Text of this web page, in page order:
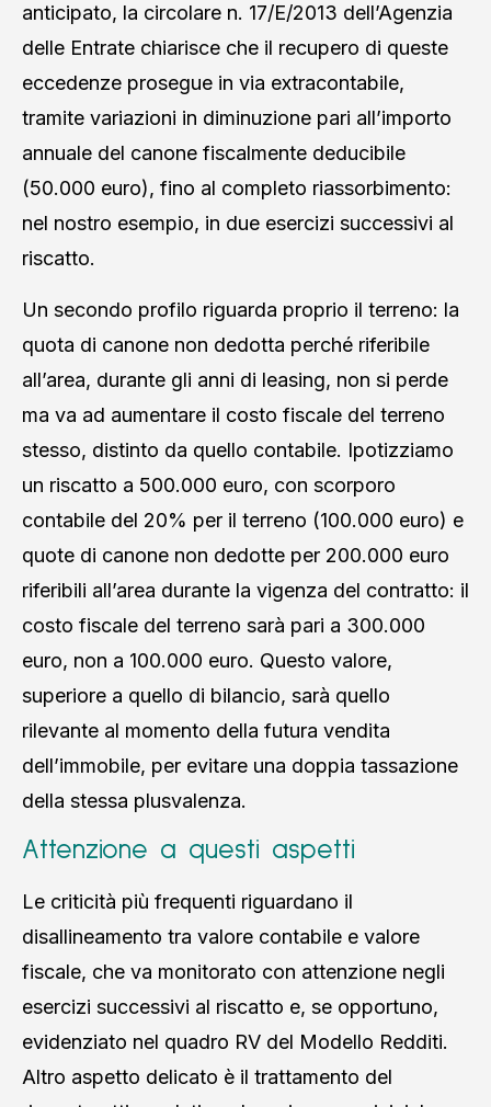
anticipato, la circolare n. 17/E/2013 dell’Agenzia
delle Entrate chiarisce che il recupero di queste
eccedenze prosegue in via extracontabile,
tramite variazioni in diminuzione pari all’importo
annuale del canone fiscalmente deducibile
(50.000 euro), fino al completo riassorbimento:
nel nostro esempio, in due esercizi successivi al
riscatto.
Un secondo profilo riguarda proprio il terreno: la
quota di canone non dedotta perché riferibile
all’area, durante gli anni di leasing, non si perde
ma va ad aumentare il costo fiscale del terreno
stesso, distinto da quello contabile. Ipotizziamo
un riscatto a 500.000 euro, con scorporo
contabile del 20% per il terreno (100.000 euro) e
quote di canone non dedotte per 200.000 euro
riferibili all’area durante la vigenza del contratto: il
costo fiscale del terreno sarà pari a 300.000
euro, non a 100.000 euro. Questo valore,
superiore a quello di bilancio, sarà quello
rilevante al momento della futura vendita
dell’immobile, per evitare una doppia tassazione
della stessa plusvalenza.
Attenzione a questi aspetti
Le criticità più frequenti riguardano il
disallineamento tra valore contabile e valore
fiscale, che va monitorato con attenzione negli
esercizi successivi al riscatto e, se opportuno,
evidenziato nel quadro RV del Modello Redditi.
Altro aspetto delicato è il trattamento del